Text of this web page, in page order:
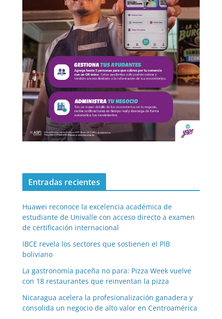
Entradas recientes
Huawei reconoce la excelencia académica de
estudiante de Univalle con acceso directo a examen
de certificación internacional
IBCE revela los sectores que sostienen el PIB
boliviano
La gastronomía paceña no para: Pizza Week vuelve
con 18 restaurantes que reinventan la pizza
Nicaragua acelera la profesionalización ganadera y
consolida un negocio de alto valor en Centroamérica